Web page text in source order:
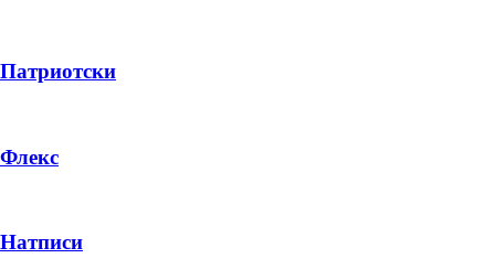
Патриотски
Флекс
Натписи